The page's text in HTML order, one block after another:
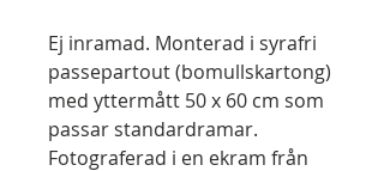
Ej inramad. Monterad i syrafri
passepartout (bomullskartong)
med yttermått 50 x 60 cm som
passar standardramar.
Fotograferad i en ekram från